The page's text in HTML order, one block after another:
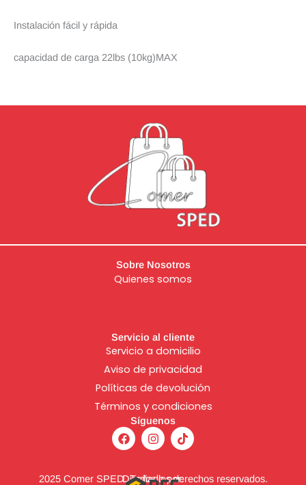
Instalación fácil y rápida
capacidad de carga 22lbs (10kg)MAX
Sobre Nosotros
Quienes somos
Servicio al cliente
Servicio a domicilio
Aviso de privacidad
Políticas de devolución
Términos y condiciones
Síguenos
F
a
c
b
I
n
s
a
T
i
k
o
2025 Comer SPED. Todos los derechos reservados.
Diseñado por: